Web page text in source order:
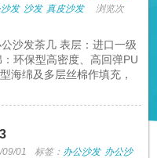
发 沙发 真皮沙发
浏览次
沙发茶几 表层：进口一级
环保型高密度、高回弹PU
海绵及多层丝棉作填充，
09/01 标签： 办公沙发 办公沙